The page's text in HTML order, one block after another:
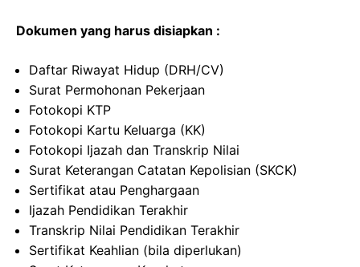
Dokumen yang harus disiapkan :
Daftar Riwayat Hidup (DRH/CV)
Surat Permohonan Pekerjaan
Fotokopi KTP
Fotokopi Kartu Keluarga (KK)
Fotokopi Ijazah dan Transkrip Nilai
Surat Keterangan Catatan Kepolisian (SKCK)
Sertifikat atau Penghargaan
Ijazah Pendidikan Terakhir
Transkrip Nilai Pendidikan Terakhir
Sertifikat Keahlian (bila diperlukan)